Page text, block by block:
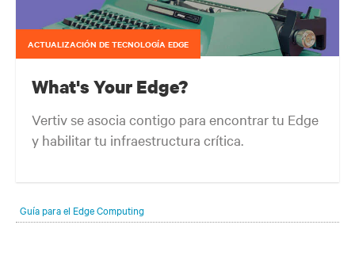
ACTUALIZACIÓN DE TECNOLOGÍA EDGE
What's Your Edge?
Vertiv se asocia contigo para encontrar tu Edge
y habilitar tu infraestructura crítica.
mantener el ritmo de esa evolución.
Guía para el Edge Computing